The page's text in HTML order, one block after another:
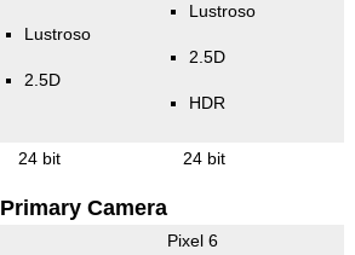
Lustroso
2.5D
Lustroso
2.5D
HDR
24 bit 24 bit
Primary Camera
Pixel 6